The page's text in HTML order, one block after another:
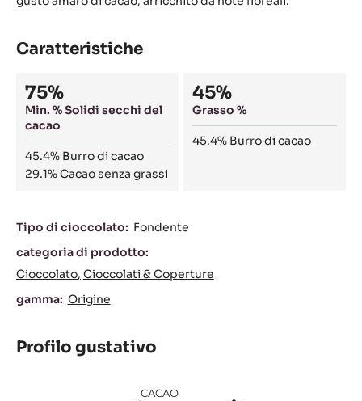
Caratteristiche
Composition
75%
Min. % Solidi secchi del
cacao
45.4% Burro di cacao
29.1%Cacao senza grassi
45%
Grasso %
45.4% Burro di cacao
Caratteristiche
Tipo di cioccolato: Fondente
categoria di prodotto:
Cioccolato Cioccolati & Coperture
gamma: Origine
Profilo gustativo
CACAO